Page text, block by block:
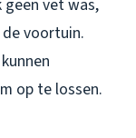
vet was,
voortuin.
op te lossen.